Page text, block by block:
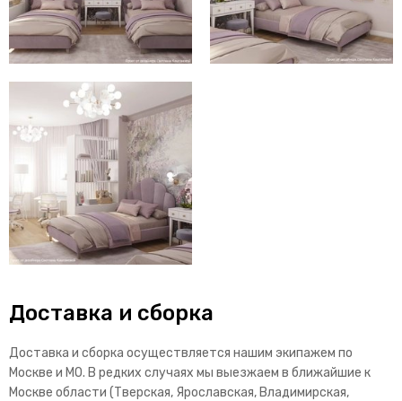
Доставка и сборка
Доставка и сборка осуществляется нашим экипажем по
Москве и МО. В редких случаях мы выезжаем в ближайшие к
Москве области (Тверская, Ярославская, Владимирская,